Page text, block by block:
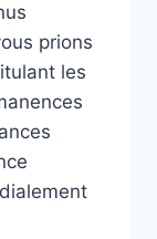
prions
les